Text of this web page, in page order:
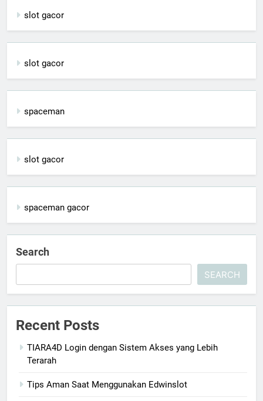
slot gacor
slot gacor
spaceman
slot gacor
spaceman gacor
Search
SEARCH
Recent Posts
TIARA4D Login dengan Sistem Akses yang Lebih
Terarah
Tips Aman Saat Menggunakan Edwinslot